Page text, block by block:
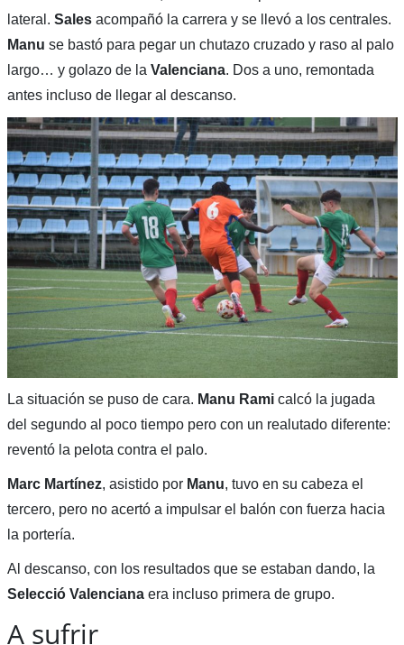
lateral. Salesacompañó la carrera y se llevó a los centrales.
Manu se bastó para pegar un chutazo cruzado y raso al palo
largo… y golazo de la Valenciana. Dos a uno, remontada
antes incluso de llegar al descanso.
La situación se puso de cara. Manu Rami calcó la jugada
del segundo al poco tiempo pero con un realutado diferente:
reventó la pelota contra el palo.
Marc Martínez, asistido por Manu, tuvo en su cabeza el
tercero, pero no acertó a impulsar el balón con fuerza hacia
la portería.
Al descanso, con los resultados que se estaban dando, la
Selecció Valenciana era incluso primera de grupo.
A sufrir